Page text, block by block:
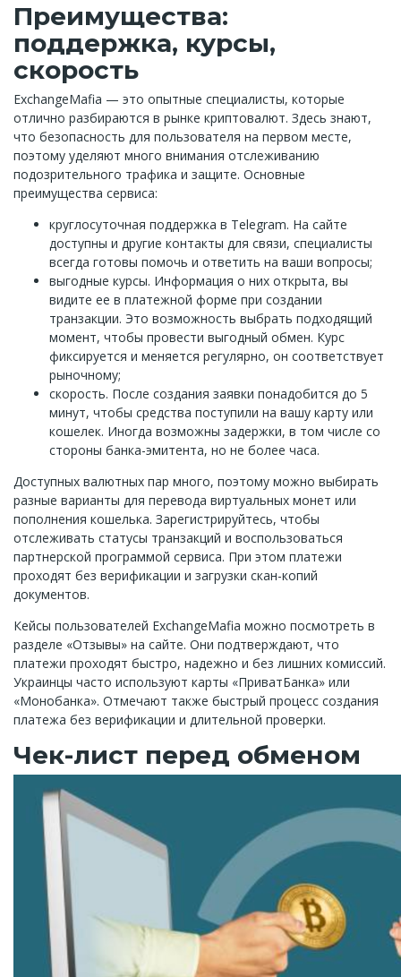
Преимущества:
поддержка, курсы,
скорость
ExchangeMafia — это опытные специалисты, которые
отлично разбираются в рынке криптовалют. Здесь знают,
что безопасность для пользователя на первом месте,
поэтому уделяют много внимания отслеживанию
подозрительного трафика и защите. Основные
преимущества сервиса:
круглосуточная поддержка в Telegram. На сайте
доступны и другие контакты для связи, специалисты
всегда готовы помочь и ответить на ваши вопросы;
выгодные курсы. Информация о них открыта, вы
видите ее в платежной форме при создании
транзакции. Это возможность выбрать подходящий
момент, чтобы провести выгодный обмен. Курс
фиксируется и меняется регулярно, он соответствует
рыночному;
скорость. После создания заявки понадобится до 5
минут, чтобы средства поступили на вашу карту или
кошелек. Иногда возможны задержки, в том числе со
стороны банка-эмитента, но не более часа.
Доступных валютных пар много, поэтому можно выбирать
разные варианты для перевода виртуальных монет или
пополнения кошелька. Зарегистрируйтесь, чтобы
отслеживать статусы транзакций и воспользоваться
партнерской программой сервиса. При этом платежи
проходят без верификации и загрузки скан-копий
документов.
Кейсы пользователей ExchangeMafia можно посмотреть в
разделе «Отзывы» на сайте. Они подтверждают, что
платежи проходят быстро, надежно и без лишних комиссий.
Украинцы часто используют карты «ПриватБанка» или
«Монобанка». Отмечают также быстрый процесс создания
платежа без верификации и длительной проверки.
Чек-лист перед обменом